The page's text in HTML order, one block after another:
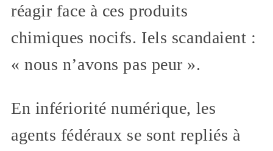
réagir face à ces produits
chimiques nocifs. Iels scandaient :
« nous n’avons pas peur ».
En infériorité numérique, les
agents fédéraux se sont repliés à